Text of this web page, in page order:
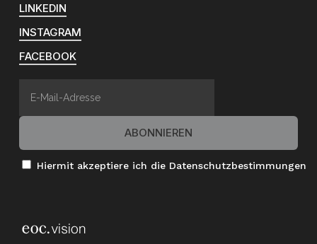
LINKEDIN
INSTAGRAM
FACEBOOK
Hiermit akzeptiere ich die Datenschutzbestimmungen